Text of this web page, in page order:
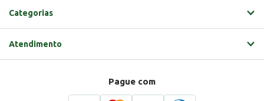
Categorias
Atendimento
Pague com